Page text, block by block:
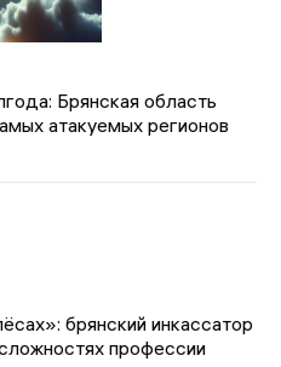
Брянская область
атакуемых регионов
брянский инкассатор
профессии